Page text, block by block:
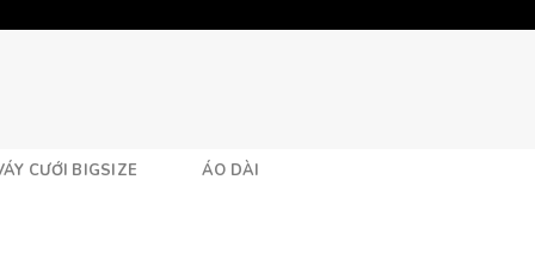
CƯỚI BIGSIZE ÁO DÀI